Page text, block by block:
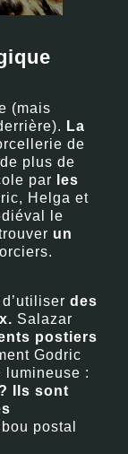
(mais
La
de
plus de
par
les
Helga et
le
un
d’utiliserdes
Salazar
postiers
Godric
lumineuse :
Ils sont
postal